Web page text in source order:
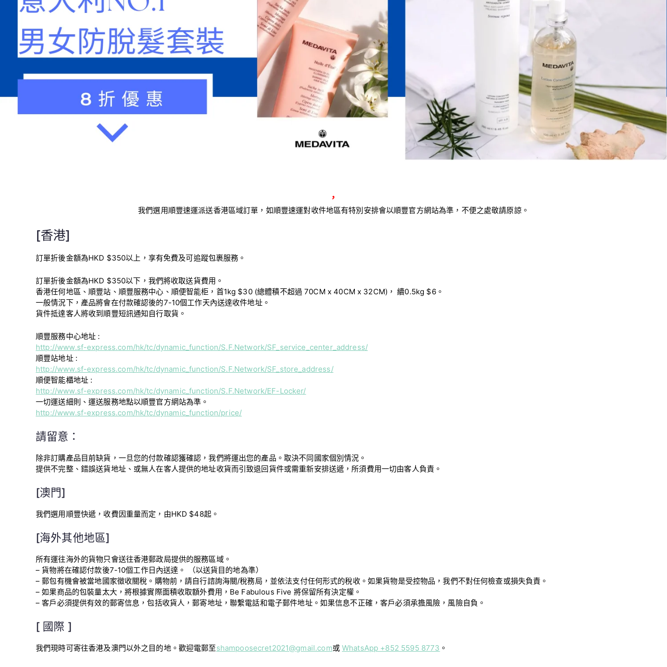
，
我們選用順豐速運派送香港區域訂單，如順豐速運對收件地區有特別安排會以順豐官方網站為準，不便之處敬請原諒。
[香港]
訂單折後金額為HKD $350以上，享有免費及可追蹤包裹服務。
訂單折後金額為HKD $350以下，我們將收取送貨費用。
香港任何地區、順豐站、順豐服務中心、順便智能柜，首1kg $30 (總體積不超過 70CM x 40CM x 32CM)， 續0.5kg $6。
一般情況下，產品將會在付款確認後的7-10個工作天內送達收件地址。
貨件抵達客人將收到順豐短訊通知自行取貨。
順豐服務中心地址 :
http://www.sf-express.com/hk/tc/dynamic_function/S.F.Network/SF_service_center_address/
順豐站地址 :
http://www.sf-express.com/hk/tc/dynamic_function/S.F.Network/SF_store_address/
順便智能櫃地址 :
http://www.sf-express.com/hk/tc/dynamic_function/S.F.Network/EF-Locker/
一切運送細則、運送服務地點以順豐官方網站為準。
http://www.sf-express.com/hk/tc/dynamic_function/price/
請留意：
除非訂購產品目前缺貨，一旦您的付款確認獲確認，我們將運出您的產品。取決不同國家個別情況。
提供不完整、錯誤送貨地址、或無人在客人提供的地址收貨而引致退回貨件或需重新安排送遞，所須費用一切由客人負責。
[澳門]
我們選用順豐快遞，收費因重量而定，由HKD $48起。
[海外其他地區]
所有運往海外的貨物只會送往香港郵政局提供的服務區域。
– 貨物將在確認付款後7-10個工作日內送達。 （以送貨目的地為準）
– 郵包有機會被當地國家徵收關稅。購物前，請自行諮詢海關/稅務局，並依法支付任何形式的稅收。如果貨物是受控物品，我們不對任何檢查或損失負責。
– 如果商品的包裝量太大，將根據實際面積收取額外費用，Be Fabulous Five 將保留所有決定權。
– 客戶必須提供有效的郵寄信息，包括收貨人，郵寄地址，聯繫電話和電子郵件地址。如果信息不正確，客戶必須承擔風險，風險自負。
[ 國際 ]
我們現時可寄往香港及澳門以外之目的地。歡迎電郵至shampoosecret2021@gmail.com或 WhatsApp +852 5595 8773 。